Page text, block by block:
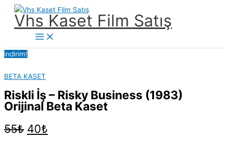
İçeriğe
Vhs Kaset Film Satış
Main
Menu
indirim!
BETA KASET
Riskli İş – Risky Business (1983)
Orijinal Beta Kaset
55₺ Orijinal
40₺